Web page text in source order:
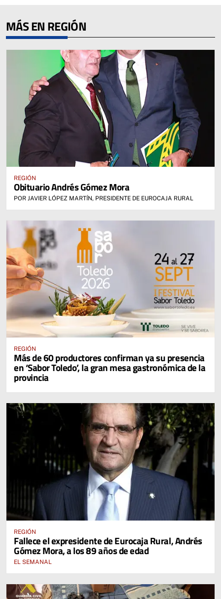
MÁS EN REGIÓN
REGIÓN
Obituario Andrés Gómez Mora
POR JAVIER LÓPEZ MARTÍN, PRESIDENTE DE EUROCAJA RURAL
REGIÓN
Más de 60 productores confirman ya su presencia
en ‘Sabor Toledo’, la gran mesa gastronómica de la
provincia
REGIÓN
Fallece el expresidente de Eurocaja Rural, Andrés
Gómez Mora, a los 89 años de edad
EL SEMANAL